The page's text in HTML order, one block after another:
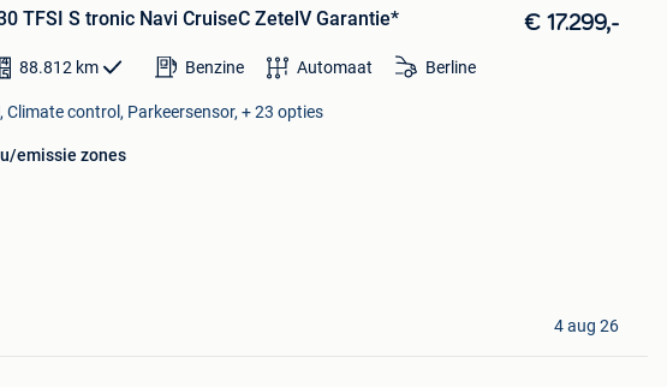
TFSI S tronic Navi CruiseC ZetelV Garantie* € 17.299,-
88.812 km Benzine Automaat Berline
Climate control, Parkeersensor, + 23 opties
emissie zones
4 aug 26